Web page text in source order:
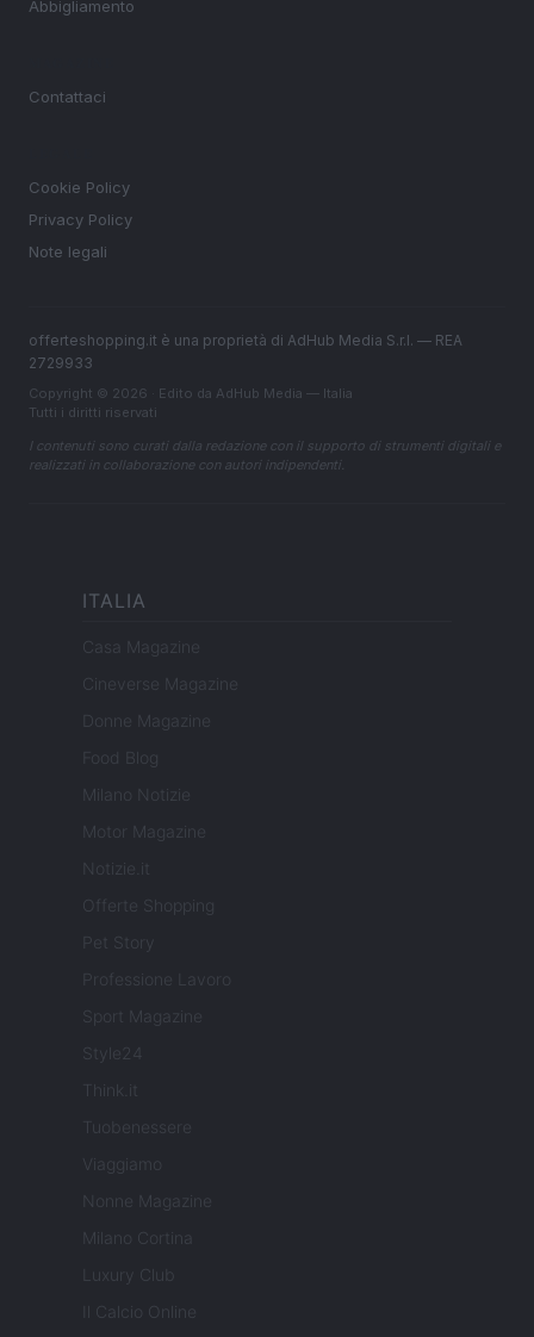
Abbigliamento
Contattaci
Cookie Policy
Privacy Policy
Note legali
offerteshopping.it è una proprietà di AdHub Media S.r.l. — REA
2729933
Copyright © 2026 · Edito da AdHub Media — Italia
Tutti i diritti riservati
I contenuti sono curati dalla redazione con il supporto di strumenti digitali e
realizzati in collaborazione con autori indipendenti.
ITALIA
Casa Magazine
Cineverse Magazine
Donne Magazine
Food Blog
Milano Notizie
Motor Magazine
Notizie.it
Offerte Shopping
Pet Story
Professione Lavoro
Sport Magazine
Style24
Think.it
Tuobenessere
Viaggiamo
Nonne Magazine
Milano Cortina
Luxury Club
Il Calcio Online